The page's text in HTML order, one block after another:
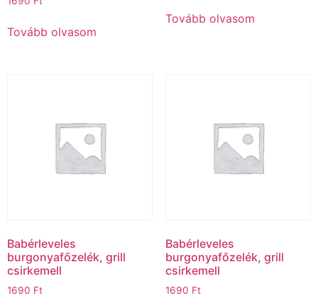
Tovább olvasom
Tovább olvasom
Babérleveles
burgonyafőzelék, grill
csirkemell
1690 Ft
Babérleveles
burgonyafőzelék, grill
csirkemell
1690 Ft